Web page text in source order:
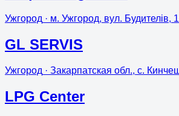
Ужгород · м. Ужгород, вул. Будителів,
GL SERVIS
Ужгород · Закарпатская обл., c.
LPG Center